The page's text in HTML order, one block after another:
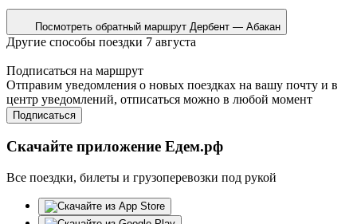
Посмотреть обратный маршрут Дербент — Абакан
Другие способы поездки 7 августа
Подписаться на маршрут
Отправим уведомления о новых поездках на вашу почту и в
центр уведомлений, отписаться можно в любой момент
Подписаться
Скачайте приложение Едем.рф
Все поездки, билеты и грузоперевозки под рукой